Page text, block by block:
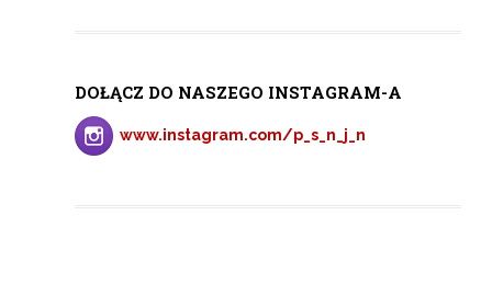
DOŁĄCZ DO NASZEGO INSTAGRAM-A
www.instagram.com/p_s_n_j_n